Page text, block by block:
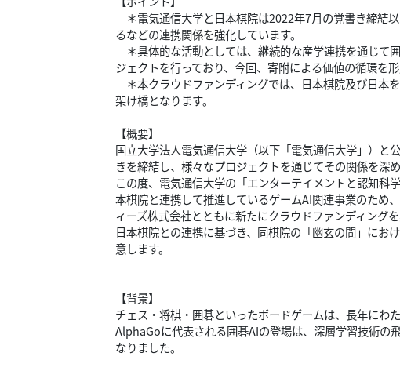
＊電気通信大学と日本棋院は2022年7月の覚書き締結
るなどの連携関係を強化しています。
＊具体的な活動としては、継続的な産学連携を通じて
ジェクトを行っており、今回、寄附による価値の循環を
＊本クラウドファンディングでは、日本棋院及び日本
架け橋となります。
【概要】
国立大学法人電気通信大学（以下「電気通信大学」）と
きを締結し、様々なプロジェクトを通じてその関係を深め
この度、電気通信大学の「エンターテイメントと認知
本棋院と連携して推進しているゲームAI関連事業のため
ィーズ株式会社とともに新たにクラウドファンディングを
日本棋院との連携に基づき、同棋院の「幽玄の間」にお
意します。
【背景】
チェス・将棋・囲碁といったボードゲームは、長年にわ
AlphaGoに代表される囲碁AIの登場は、深層学習技術の
なりました。